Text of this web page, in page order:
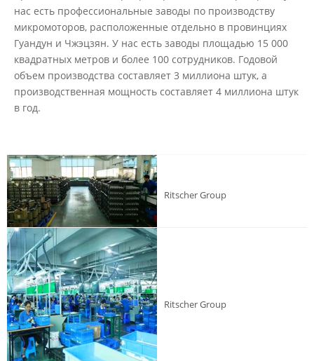
нас есть профессиональные заводы по производству
микромоторов, расположенные отдельно в провинциях
Гуандун и Чжэцзян. У нас есть заводы площадью 15 000
квадратных метров и более 100 сотрудников. Годовой
объем производства составляет 3 миллиона штук, а
производственная мощность составляет 4 миллиона штук
в год.
Ritscher Group
Ritscher Group